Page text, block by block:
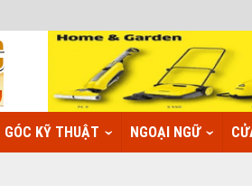
GÓC KỸ THUẬT NGOẠI NGỮ